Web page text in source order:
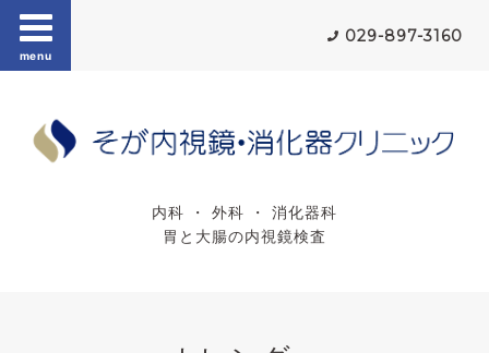
menu
029-897-3160
内科 ・ 外科 ・ 消化器科
胃と大腸の内視鏡検査